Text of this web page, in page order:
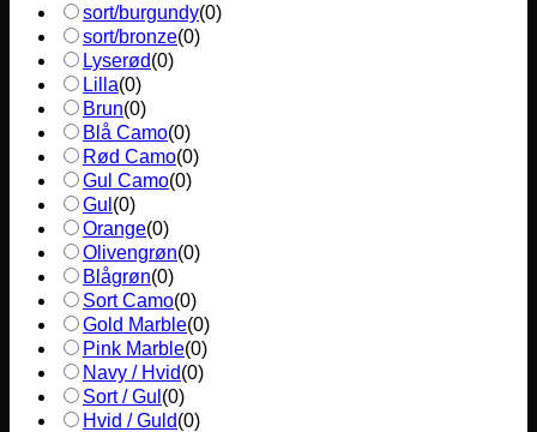
sort/burgundy(0)
sort/bronze(0)
Lyserød(0)
Lilla(0)
Brun(0)
Blå Camo(0)
Rød Camo(0)
Gul Camo(0)
Gul (0)
Orange(0)
Olivengrøn(0)
Blågrøn(0)
Sort Camo(0)
Gold Marble(0)
Pink Marble(0)
Navy / Hvid(0)
Sort / Gul (0)
Hvid / Guld(0)